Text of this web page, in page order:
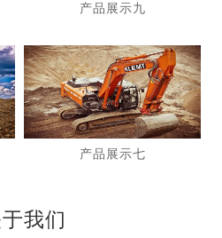
2
产品展示九
产品展示七
我们